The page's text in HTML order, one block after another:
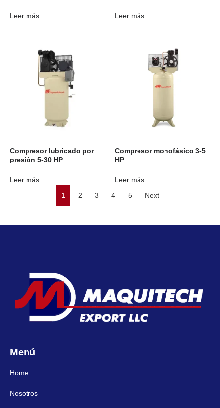
Leer más Leer más
Compresor lubricado por
presión 5-30 HP
Leer más
Compresor monofásico 3-5
HP
Leer más
1
2 3 4 5 Next
Menú
Home
Nosotros